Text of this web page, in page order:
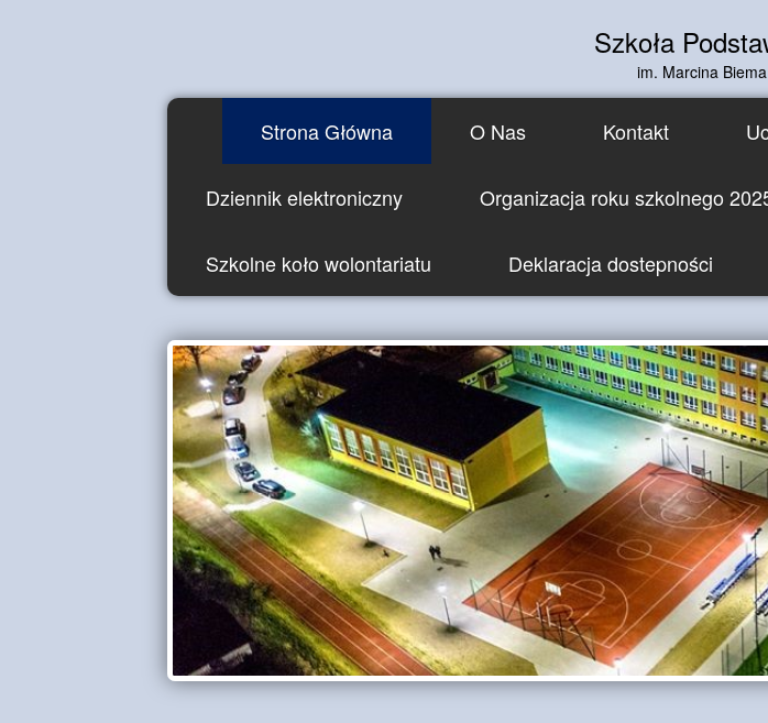
Szkoła
im. Marcina
Strona Główna O Nas Kontakt
Dziennik elektroniczny Organizacja roku szkolnego
Szkolne koło wolontariatu Deklaracja dostepności